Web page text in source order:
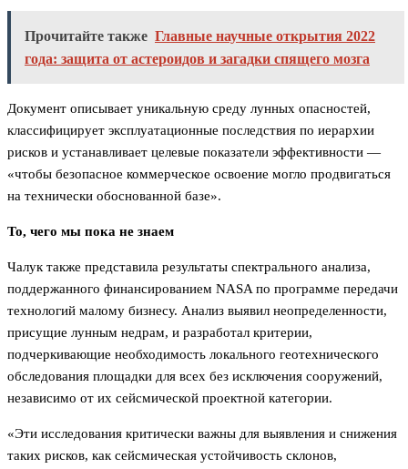
Прочитайте также Главные научные открытия 2022
года: защита от астероидов и загадки спящего мозга
Документ описывает уникальную среду лунных опасностей,
классифицирует эксплуатационные последствия по иерархии
рисков и устанавливает целевые показатели эффективности —
«чтобы безопасное коммерческое освоение могло продвигаться
на технически обоснованной базе».
То, чего мы пока не знаем
Чалук также представила результаты спектрального анализа,
поддержанного финансированием NASA по программе передачи
технологий малому бизнесу. Анализ выявил неопределенности,
присущие лунным недрам, и разработал критерии,
подчеркивающие необходимость локального геотехнического
обследования площадки для всех без исключения сооружений,
независимо от их сейсмической проектной категории.
«Эти исследования критически важны для выявления и снижения
таких рисков, как сейсмическая устойчивость склонов,